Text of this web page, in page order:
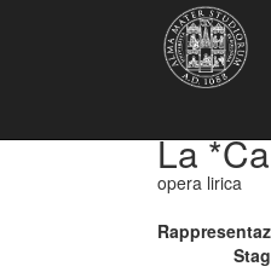
La
opera lirica